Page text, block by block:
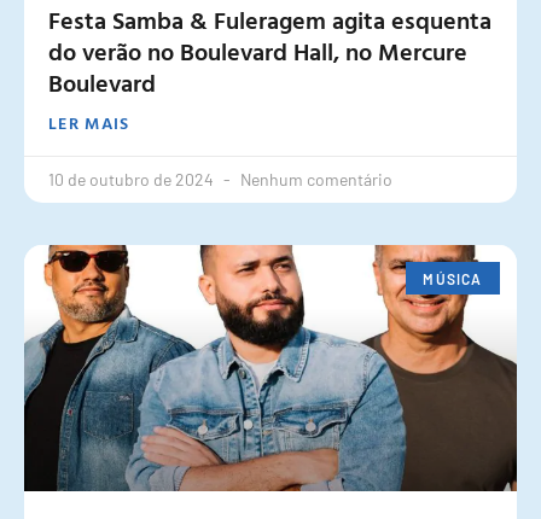
Festa Samba & Fuleragem agita esquenta
do verão no Boulevard Hall, no Mercure
Boulevard
LER MAIS
10 de outubro de 2024 Nenhum comentário
MÚSICA